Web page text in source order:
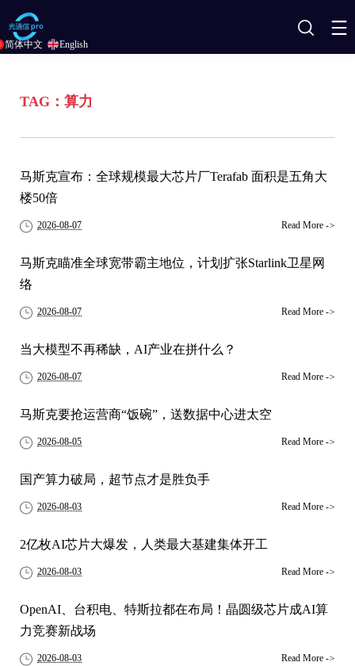
搜
TAG：算力
马斯克宣布：全球规模最大芯片厂Terafab 面积是五角大
楼50倍
2026-08-07 Read More ->
马斯克瞄准全球宽带霸主地位，计划扩张Starlink卫星网
络
2026-08-07 Read More ->
当大模型不再稀缺，AI产业在拼什么？
2026-08-07 Read More ->
马斯克要抢运营商“饭碗”，送数据中心进太空
2026-08-05 Read More ->
国产算力破局，超节点才是胜负手
2026-08-03 Read More ->
2亿枚AI芯片大爆发，人类最大基建集体开工
2026-08-03 Read More ->
OpenAI、台积电、特斯拉都在布局！晶圆级芯片成AI算
力竞赛新战场
2026-08-03 Read More ->
简体中文 English